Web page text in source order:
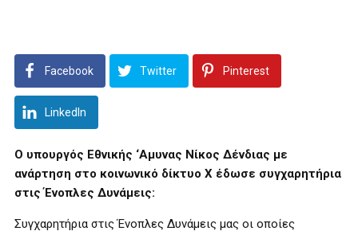
Facebook Twitter Pinterest
LinkedIn
Ο υπουργός Εθνικής ‘Αμυνας Νίκος Δένδιας με
ανάρτηση στο κοινωνικό δίκτυο Χ έδωσε συγχαρητήρια
στις Ένοπλες Δυνάμεις:
Συγχαρητήρια στις Ένοπλες Δυνάμεις μας οι οποίες